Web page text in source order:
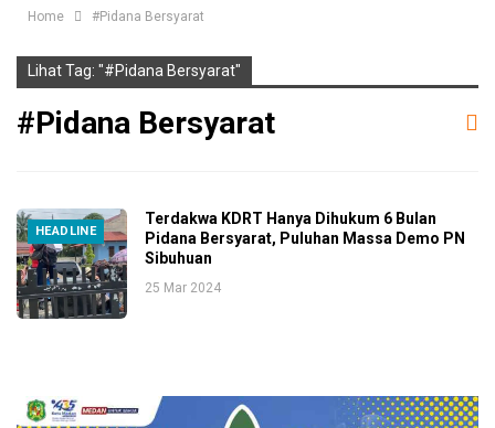
Home #Pidana Bersyarat
Lihat Tag: "#Pidana Bersyarat"
#Pidana Bersyarat
HEADLINE
Terdakwa KDRT Hanya Dihukum 6 Bulan
Pidana Bersyarat, Puluhan Massa Demo PN
Sibuhuan
25 Mar 2024